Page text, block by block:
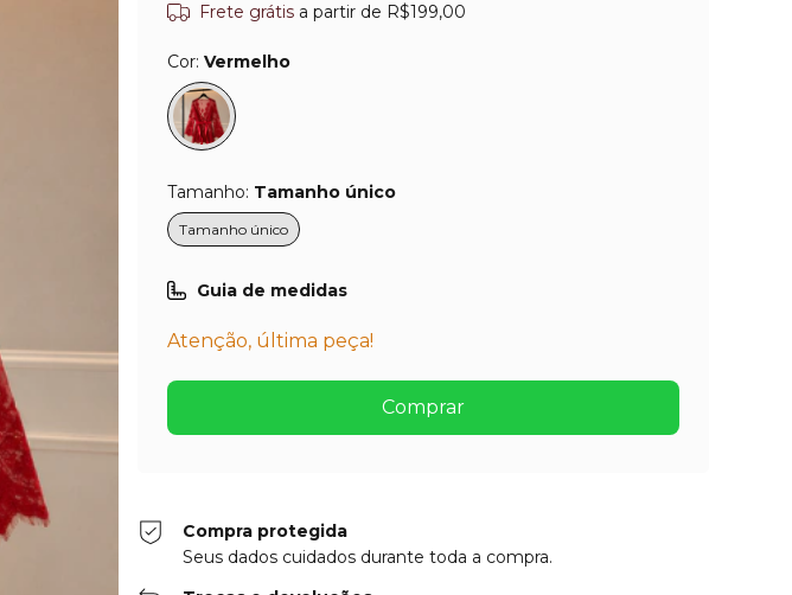
Frete grátis a partir de R$199,00
Cor:Vermelho
Tamanho: Tamanho único
Tamanho único
Guia de medidas
Atenção, última peça!
Compra protegida
Seus dados cuidados durante toda a compra.